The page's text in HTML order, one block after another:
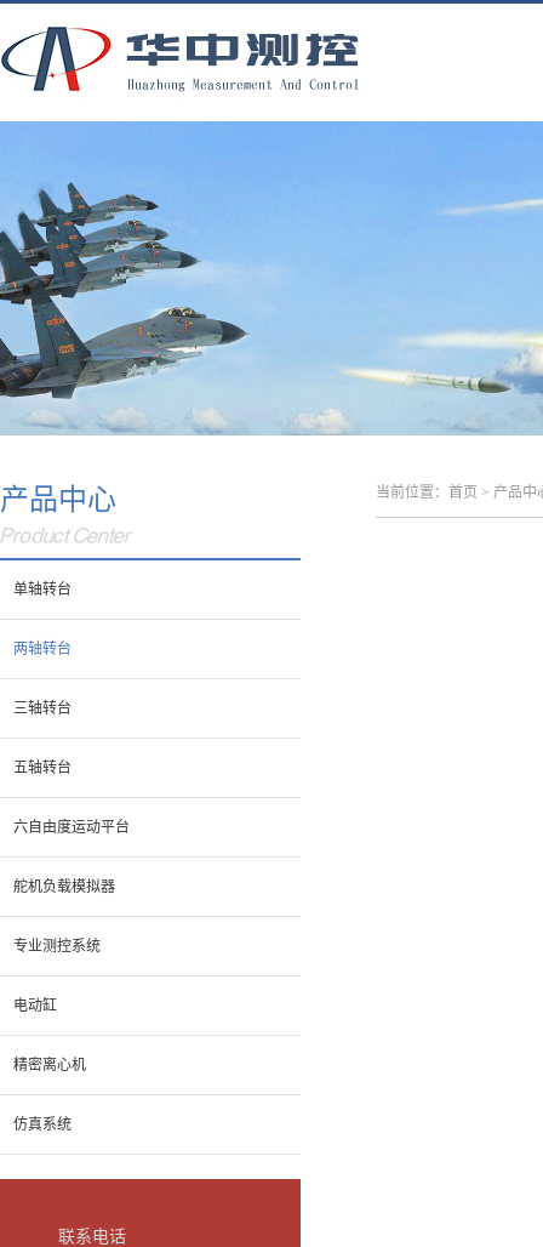
产品中心
Product Center
单轴转台
两轴转台
三轴转台
五轴转台
六自由度运动平台
舵机负载模拟器
专业测控系统
电动缸
精密离心机
仿真系统
联系电话
当前位置： 首页 > 产品中